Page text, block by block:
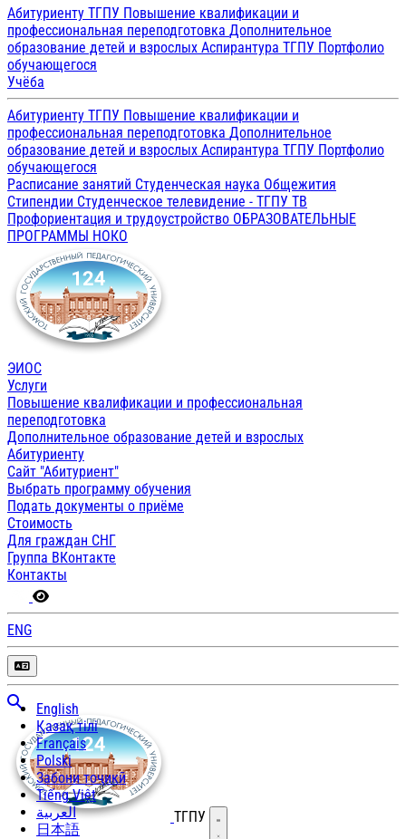
Абитуриенту ТГПУ Повышение квалификации и
профессиональная переподготовка Дополнительное
образование детей и взрослых Аспирантура ТГПУ Портфолио
обучающегося
Учёба
Абитуриенту ТГПУ Повышение квалификации и
профессиональная переподготовка Дополнительное
образование детей и взрослых Аспирантура ТГПУ Портфолио
обучающегося
Расписание занятий Студенческая наука Общежития
Стипендии Студенческое телевидение - ТГПУ ТВ
Профориентация и трудоустройство ОБРАЗОВАТЕЛЬНЫЕ
ПРОГРАММЫ НОКО
ЭИОС
Услуги
Повышение квалификации и профессиональная
переподготовка
Дополнительное образование детей и взрослых
Абитуриенту
Сайт "Абитуриент"
Выбрать программу обучения
Подать документы о приёме
Стоимость
Для граждан СНГ
Группа ВКонтакте
Контакты
ENG
English
Қазақ тілі
Français
Polski
Забони тоҷикӣ
Tiếng Việt
العربية
日本語
ТГПУ Открыть меню